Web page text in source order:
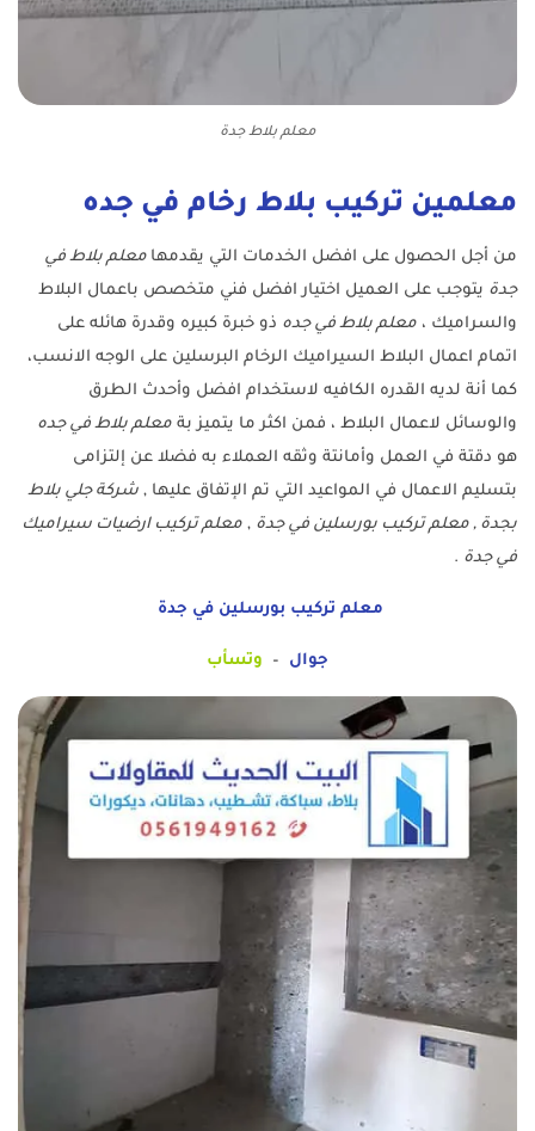
معلم بلاط جدة
معلمين تركيب بلاط رخام في جده
من أجل الحصول على افضل الخدمات التي يقدمها معلم بلاط في
جدة يتوجب على العميل اختيار افضل فني متخصص باعمال البلاط
والسراميك ، معلم بلاط في جده ذو خبرة كبيره وقدرة هائله على
اتمام اعمال البلاط السيراميك الرخام البرسلين على الوجه الانسب،
كما أنة لديه القدره الكافيه لاستخدام افضل وأحدث الطرق
والوسائل لاعمال البلاط ، فمن اكثر ما يتميز بة معلم بلاط في جده
هو دقتة في العمل وأمانتة وثقه العملاء به فضلا عن إلتزامى
بتسليم الاعمال في المواعيد التي تم الإتفاق عليها , شركة جلي بلاط
بجدة , معلم تركيب بورسلين في جدة , معلم تركيب ارضيات سيراميك
في جدة .
معلم تركيب بورسلين في جدة
جوال – وتسأب